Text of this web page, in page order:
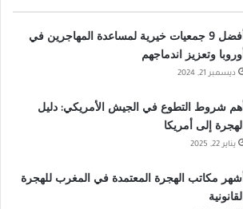
أفضل 9 جمعيات خيرية لمساعدة المهاجرين في
أوروبا وتعزيز اندماجهم
ديسمبر 21, 2024
أهم شروط التطوع في الجيش الأمريكي: دليل
الهجرة إلى أمريكا
يناير 22, 2025
أشهر مكاتب الهجرة المعتمدة في المغرب للهجرة
القانونية